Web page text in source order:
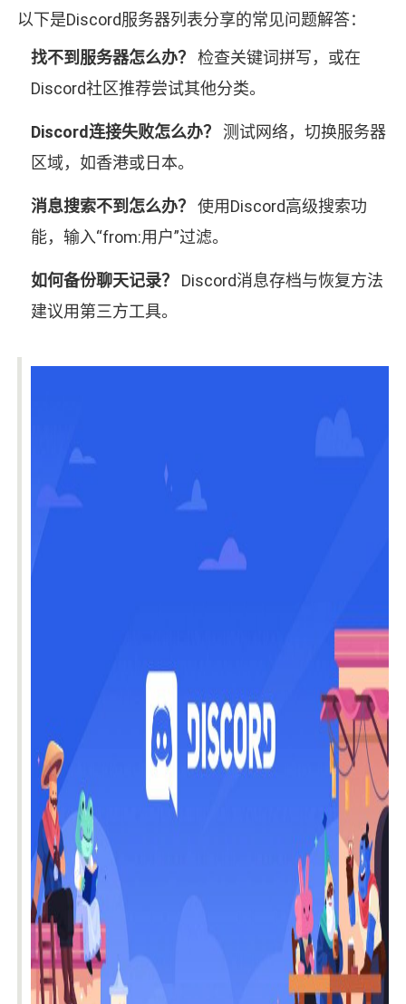
以下是Discord服务器列表分享的常见问题解答：
找不到服务器怎么办？
检查关键词拼写，或在
Discord社区推荐尝试其他分类。
Discord连接失败怎么办？
测试网络，切换服务器
区域，如香港或日本。
消息搜索不到怎么办？
使用Discord高级搜索功
能，输入“from:用户”过滤。
如何备份聊天记录？
Discord消息存档与恢复方法
建议用第三方工具。